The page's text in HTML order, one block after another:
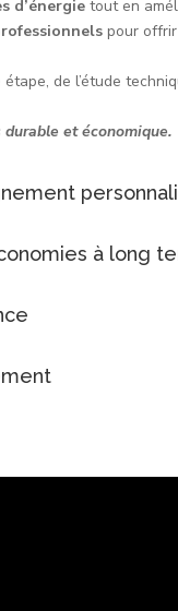
d’énergie tout en
pour
de l’étude
et économique.
à long